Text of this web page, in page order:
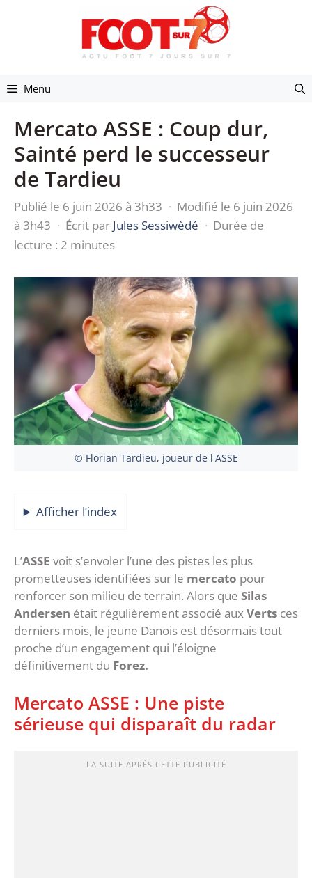
Menu
Mercato ASSE : Coup dur,
Sainté perd le successeur
de Tardieu
Publié le 6 juin 2026 à 3h33 · Modifié le 6 juin 2026
à 3h43 · Écrit par Jules Sessiwèdé · Durée de
lecture : 2 minutes
© Florian Tardieu, joueur de l'ASSE
Afficher l’index
‎L’ASSE voit s’envoler l’une des pistes les plus
prometteuses identifiées sur le mercato pour
renforcer son milieu de terrain. Alors que Silas
Andersen était régulièrement associé auxVerts ces
derniers mois, le jeune Danois est désormais tout
proche d’un engagement qui l’éloigne
définitivement du Forez.
‎Mercato ASSE : Une piste
sérieuse qui disparaît du radar
LA SUITE APRÈS CETTE PUBLICITÉ